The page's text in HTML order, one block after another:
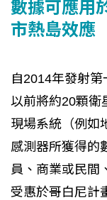
數據可應用
市熱島效應
自2014年發射
以前將約20顆衛
現場系統（例如
感測器所獲得的
員、商業或民間
受惠於哥白尼計